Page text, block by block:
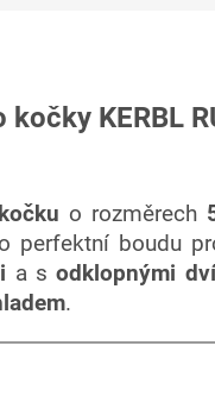
KERBL
o rozměrech
perfektní boudu
a s odklopnými
.